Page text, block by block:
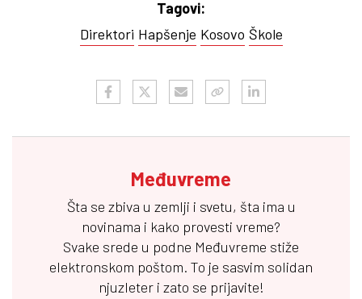
Tagovi:
Direktori Hapšenje Kosovo Škole
Međuvreme
Šta se zbiva u zemlji i svetu, šta ima u
novinama i kako provesti vreme?
Svake srede u podne Međuvreme stiže
elektronskom poštom. To je sasvim solidan
njuzleter i zato se prijavite!